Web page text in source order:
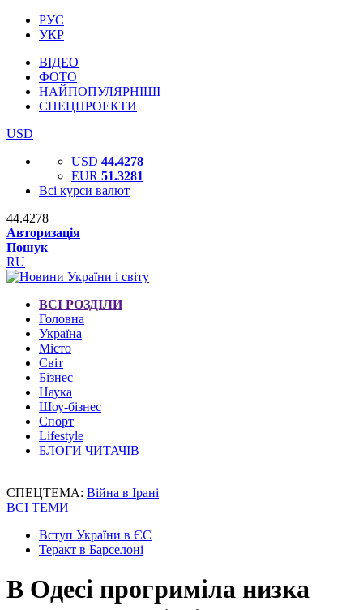
РУС
УКР
ВІДЕО
ФОТО
НАЙПОПУЛЯРНІШІ
СПЕЦПРОЕКТИ
USD
USD 44.4278
EUR 51.3281
Всі курси валют
44.4278
Авторизація
Пошук
RU
ВСІ РОЗДІЛИ
Головна
Україна
Місто
Світ
Бізнес
Наука
Шоу-бізнес
Спорт
Lifestyle
БЛОГИ ЧИТАЧІВ
СПЕЦТЕМА: Війна в Ірані
ВСІ ТЕМИ
Вступ України в ЄС
Теракт в Барселоні
В Одесі прогриміла низка